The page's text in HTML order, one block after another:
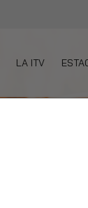
LA ITV